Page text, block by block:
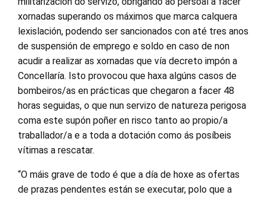
xornadas superando os máximos que marca calquera
lexislación, podendo ser sancionados con até tres anos
de suspensión de emprego e soldo en caso de non
acudir a realizar as xornadas que vía decreto impón a
Concellaría. Isto provocou que haxa algúns casos de
bombeiros/as en prácticas que chegaron a facer 48
horas seguidas, o que nun servizo de natureza perigosa
coma este supón poñer en risco tanto ao propio/a
traballador/a e a toda a dotación como ás posíbeis
vítimas a rescatar.
“O máis grave de todo é que a día de hoxe as ofertas
de prazas pendentes están se executar, polo que a